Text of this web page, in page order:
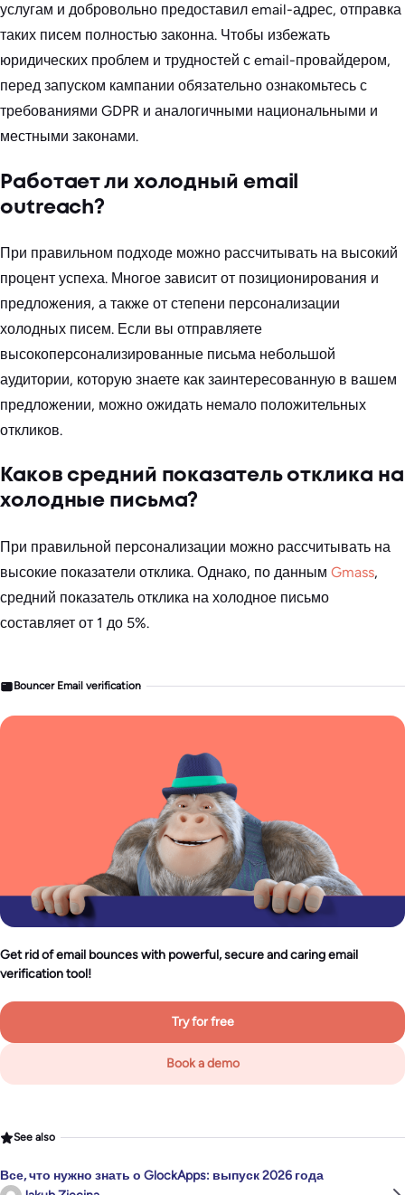
услугам и добровольно предоставил email-адрес, отправка
таких писем полностью законна. Чтобы избежать
юридических проблем и трудностей с email-провайдером,
перед запуском кампании обязательно ознакомьтесь с
требованиями GDPR и аналогичными национальными и
местными законами.
Работает ли холодный email
outreach?
При правильном подходе можно рассчитывать на высокий
процент успеха. Многое зависит от позиционирования и
предложения, а также от степени персонализации
холодных писем. Если вы отправляете
высокоперсонализированные письма небольшой
аудитории, которую знаете как заинтересованную в вашем
предложении, можно ожидать немало положительных
откликов.
Каков средний показатель отклика на
холодные письма?
При правильной персонализации можно рассчитывать на
высокие показатели отклика. Однако, по данным Gmass,
средний показатель отклика на холодное письмо
составляет от 1 до 5%.
Bouncer Email verification
Get rid of email bounces with powerful, secure and caring email
verification tool!
Try for free
Book a demo
See also
Все, что нужно знать о GlockApps: выпуск 2026 года